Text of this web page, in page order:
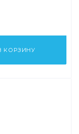
КОРЗИНУ